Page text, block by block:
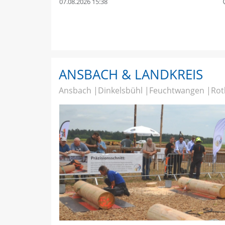
ANSBACH & LANDKREIS
Ansbach Dinkelsbühl Feuchtwangen